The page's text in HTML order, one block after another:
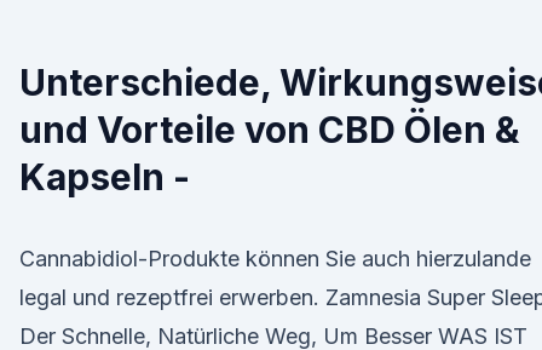
Unterschiede,
und Vorteile von CBD Ölen &
Kapseln -
Cannabidiol-Produkte können Sie auch hierzulande
legal und rezeptfrei erwerben. Zamnesia Super
Der Schnelle, Natürliche Weg, Um Besser WAS IST